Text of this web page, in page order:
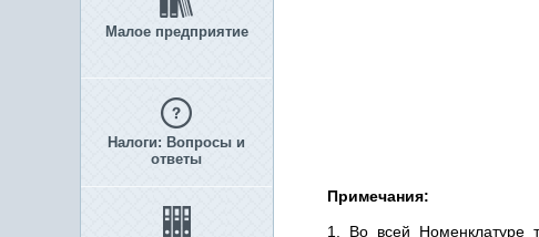
Малое предприятие
Налоги: Вопросы и
ответы
Примечания:
1. Во всей Номенклатуре